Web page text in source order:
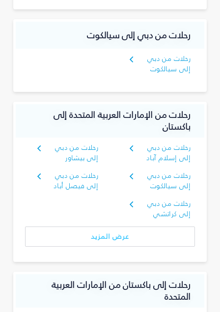
رحلات من دبي إلى سيالكوت
رحلات من دبي
إلى سيالكوت
رحلات من الإمارات العربية المتحدة إلى
باكستان
رحلات من دبي
إلى إسلام آباد
رحلات من دبي
إلى بيشاور
رحلات من دبي
إلى سيالكوت
رحلات من دبي
إلى فيصل أباد
رحلات من دبي
إلى كراتشي
عرض المزيد
رحلات إلى باكستان من الإمارات العربية
المتحدة